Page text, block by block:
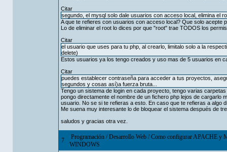
Citar
segundo, el mysql solo dale usuarios con acceso local, elimina el
A que te refieres con usuarios con acceso local? Que solo acepte
Lo de eliminar el root lo dices por que "root" trae TODOS los
Citar
el usuario que uses para tu php, al crearlo, limitalo solo a la
delete)
Estos usuarios ya los tengo creados y uso mas de 5 usuarios en
Citar
puedes establecer contraseña para acceder a tus proyectos,
segundos y cosas así)a fuerza bruta...
Tengo un sistema de login en cada proyecto, tengo varias
pongo directamente el nombre de un fichero php lejos de cargarlo
usuario. No se si te refieras a esto. En caso que te refieras a algo
Me suena muy interesante lo de bloquear el sistema después de
saludos y gracias otra vez.
7 Programación/Desarrollo Web/Como configurar APACHE y
WINDOWS